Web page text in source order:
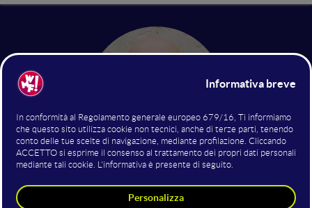
Research Affiliate & Fellow @ MIT